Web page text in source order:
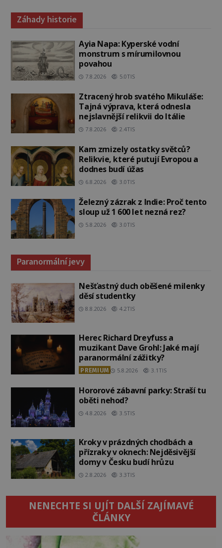
Záhady historie
Ayia Napa: Kyperské vodní
monstrum s mírumilovnou
povahou
7.8.2026 5.0TIS
Ztracený hrob svatého Mikuláše:
Tajná výprava, která odnesla
nejslavnější relikvii do Itálie
7.8.2026 2.4TIS
Kam zmizely ostatky světců?
Relikvie, které putují Evropou a
dodnes budí úžas
6.8.2026 3.0TIS
Železný zázrak z Indie: Proč tento
sloup už 1 600 let nezná rez?
5.8.2026 3.0TIS
Paranormální jevy
Nešťastný duch oběšené milenky
děsí studentky
8.8.2026 4.2TIS
Herec Richard Dreyfuss a
muzikant Dave Grohl: Jaké mají
paranormální zážitky?
PREMIUM 5.8.2026 3.1TIS
Hororové zábavní parky: Straší tu
oběti nehod?
4.8.2026 3.5TIS
Kroky v prázdných chodbách a
přízraky v oknech: Nejděsivější
domy v Česku budí hrůzu
2.8.2026 3.3TIS
NENECHTE SI UJÍT DALŠÍ ZAJÍMAVÉ
ČLÁNKY